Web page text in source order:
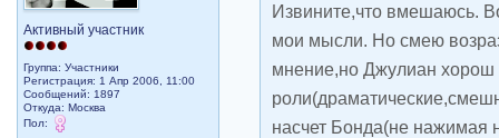
Активный участник
Группа: Участники
Регистрация: 1 Апр 2006, 11:00
Сообщений: 1897
Откуда: Москва
Пол:
Извините,что вмешаюсь.
мои мысли. Но смею
мнение,но Джулиан хорош
насчет Бонда(не нажимая